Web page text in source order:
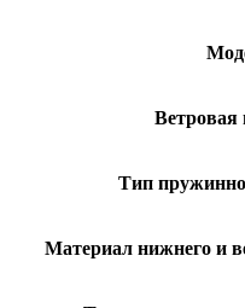
Ветровая
Тип
Материал нижнего и